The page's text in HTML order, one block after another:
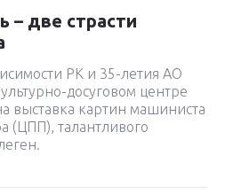
– две страсти
РК и 35-летия АО
досуговом центре
выставка картин машиниста
(ЦПП), талантливого